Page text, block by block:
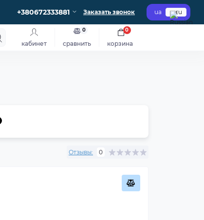
+380672333881 Заказать звонок ua ru
кабинет сравнить
0
корзина
0
Отзывы: 0